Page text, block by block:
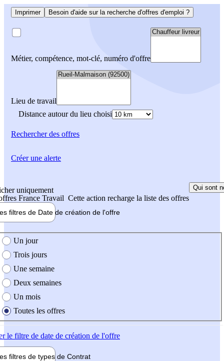
Imprimer Besoin d'aide sur la recherche d'offres d'emploi ?
Métier, compétence, mot-clé, numéro d'offre
Lieu de travail
Distance autour du lieu choisi
Rechercherdes offres
uniquement
France Travail Cette action recharge la liste des offres
Qui sont
filtres de Date de création de l'offre
création de l'offre
Un jour
Trois jours
Une semaine
Deux semaines
Un mois
Toutes les offres
le filtre de date de création de l'offre
filtres de types de Contrat
Créer une alerte